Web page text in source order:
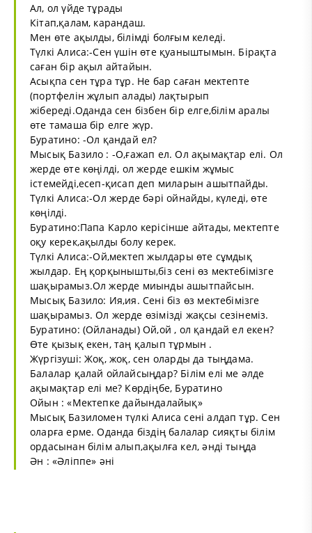
Ал, ол үйде тұрады
Кітап,қалам, карандаш.
Мен өте ақылды, білімді болғым келеді.
Түлкі Алиса:-Сен үшін өте қуаныштымын. Бірақта
саған бір ақыл айтайын.
Асықпа сен тұра тұр. Не бар саған мектепте
(портфелін жұлып алады) лақтырып
жібереді.Оданда сен бізбен бір елге,білім аралы
өте тамаша бір елге жүр.
Буратино: -Ол қандай ел?
Мысық Базило : -О,ғажап ел. Ол ақымақтар елі. Ол
жерде өте көңілді, ол жерде ешкім жұмыс
істемейді,есеп-қисап деп миларын ашытпайды.
Түлкі Алиса:-Ол жерде бәрі ойнайды, күледі, өте
көңілді.
Буратино:Папа Карло керісінше айтады, мектепте
оқу керек,ақылды болу керек.
Түлкі Алиса:-Ой,мектеп жылдары өте сұмдық
жылдар. Ең қорқынышты,біз сені өз мектебімізге
шақырамыз.Ол жерде миынды ашытпайсын.
Мысық Базило: Ия,ия. Сені біз өз мектебімізге
шақырамыз. Ол жерде өзімізді жақсы сезінеміз.
Буратино: (Ойланады) Ой,ой , ол қандай ел екен?
Өте қызық екен, таң қалып тұрмын .
Жүргізуші: Жоқ, жоқ, сен оларды да тыңдама.
Балалар қалай ойлайсыңдар? Білім елі ме әлде
ақымақтар елі ме? Көрдіңбе, Буратино
Ойын : «Мектепке дайындалайық»
Мысық Базиломен түлкі Алиса сені алдап тұр. Сен
оларға ерме. Оданда біздің балалар сияқты білім
ордасынан білім алып,ақылға кел, әнді тыңда
Ән : «Әліппе» әні